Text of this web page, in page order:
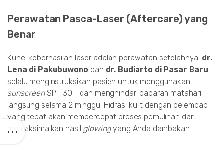
Perawatan Pasca-Laser (Aftercare) yang
Benar
Kunci keberhasilan laser adalah perawatan setelahnya. dr.
Lena di Pakubuwono dan dr. Budiarto di Pasar Baru
selalu menginstruksikan pasien untuk menggunakan
sunscreenSPF 30+ dan menghindari paparan matahari
langsung selama 2 minggu. Hidrasi kulit dengan pelembap
yang tepat akan mempercepat proses pemulihan dan
memaksimalkan hasil glowingyang Anda dambakan.